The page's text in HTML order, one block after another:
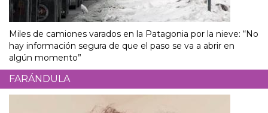
Miles de camiones varados en la Patagonia por la nieve: “No
hay información segura de que el paso se va a abrir en
algún momento”
FARÁNDULA